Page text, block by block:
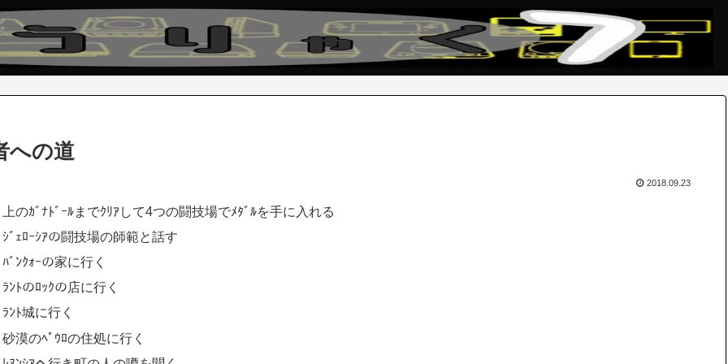
への道
2018.09.23
上のｶﾞﾅﾄﾞｰﾙまでｸﾘｱして4つの闘技場でﾒﾀﾞﾙを手に入れる
ｼﾞｪﾛｰｼｱの闘技場の師範と話す
ﾊﾞﾝｸｫｰの家に行く
ﾗﾝﾄのﾛｯｸの店に行く
ﾗﾝﾄ城に行く
砂漠のﾍﾟｳﾛの住処に行く